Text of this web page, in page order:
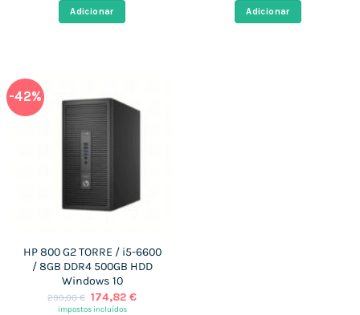
era:
259,00 €.
Adicionar
era:
299,00 €.
Adicionar
-42%
HP 800 G2 TORRE / i5-6600
/ 8GB DDR4 500GB HDD
Windows 10
299,00€ O
preço
174,82€O
impostos incluídos